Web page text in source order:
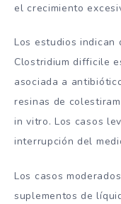
el crecimiento
Los estudios indican
Clostridium difficile
asociada a
resinas de
in vitro. Los casos
interrupción del
Los casos
suplementos de